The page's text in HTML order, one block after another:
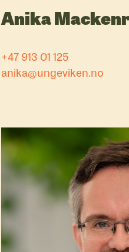
Anika
+47 913 01 125
anika@ungeviken.no